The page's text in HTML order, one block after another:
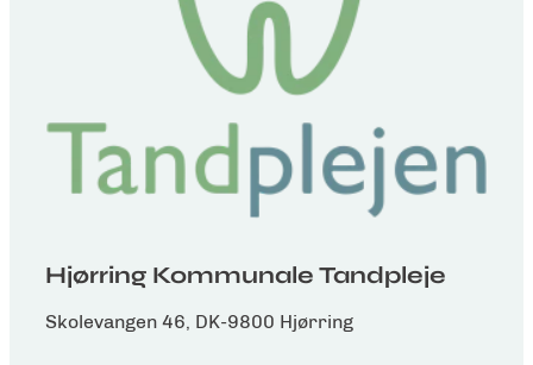
Hjørring Kommunale Tandpleje
Skolevangen 46, DK-9800 Hjørring